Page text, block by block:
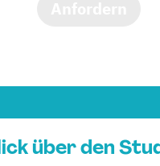
über den